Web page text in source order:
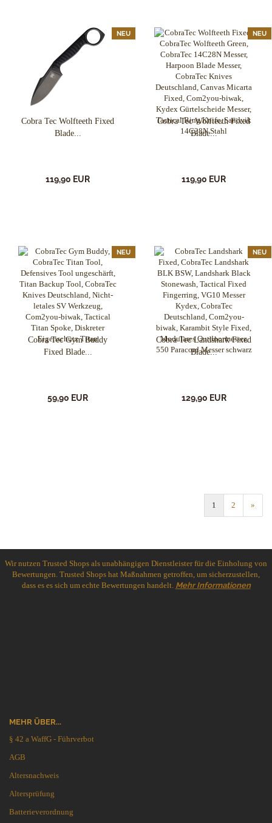
NEU
Cobra Tec Wolfteeth Fixed
Blade...
119,90 EUR
NEU
Cobra Tec Wolfteeth Fixed
Blade...
119,90 EUR
NEU
Cobra Tec Gym Buddy
Fixed Blade...
59,90 EUR
NEU
Cobra Tec Landshark Fixed
Blade...
129,90 EUR
1 2 »
Wir nutzen Trusted Shops als unabhängigen Dienstleister für die Einholung von
Bewertungen. Trusted Shops hat Maßnahmen getroffen, um sicherzustellen,
dass es es sich um echte Bewertungen handelt. Mehr Informationen
MEHR ÜBER...
§ 42 a WaffG - Führverbot
AGB
Altersnachweis
Altersprüfung
Batterieverordnung